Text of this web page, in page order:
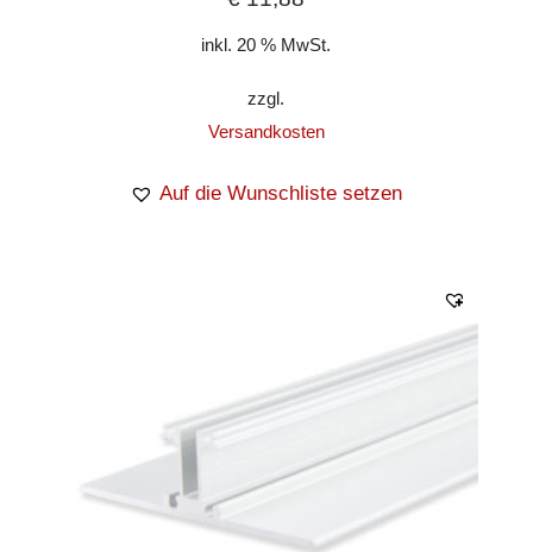
inkl. 20 % MwSt.
zzgl.
Versandkosten
Auf die Wunschliste setzen